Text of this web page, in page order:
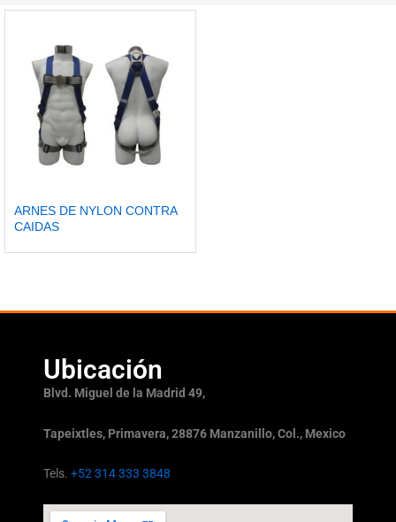
ARNES DE NYLON CONTRA
CAIDAS
Ubicación
Blvd. Miguel de la Madrid 49,
Tapeixtles, Primavera, 28876 Manzanillo, Col., Mexico
Tels. +52 314 333 3848